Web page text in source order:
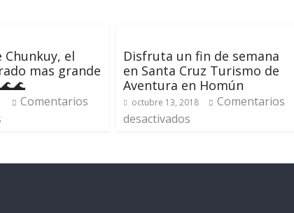
Chunkuy, el
mas grande
Comentarios
Disfruta un fin de semana
en Santa Cruz Turismo de
Aventura en Homún
octubre 13, 2018
Comentarios
desactivados